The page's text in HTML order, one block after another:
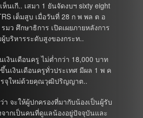
นเกี.. เสมา 1 ยันจัดงบฯ sixty eight
เต็มสูบ เมื่อวันที่ 28 ก พ พล ต อ
มว ศึกษาธิการ เปิดเผยภายหลังการ
บริหารระดับสูงของกระท..
งินเดือนครู ไม่ต่ำกว่า 18,000 บาท
นเงินเดือนครูทั่วประเทศ มีผล 1 พ ค
จุใหม่ด้วยคุณวุฒิปริญญาต..
า จะให้ผู้ปกครองที่มากับน้องเป็นผู้รับ
จากเป็นคนที่ดูแลน้องอยู่ปัจจุบันและ